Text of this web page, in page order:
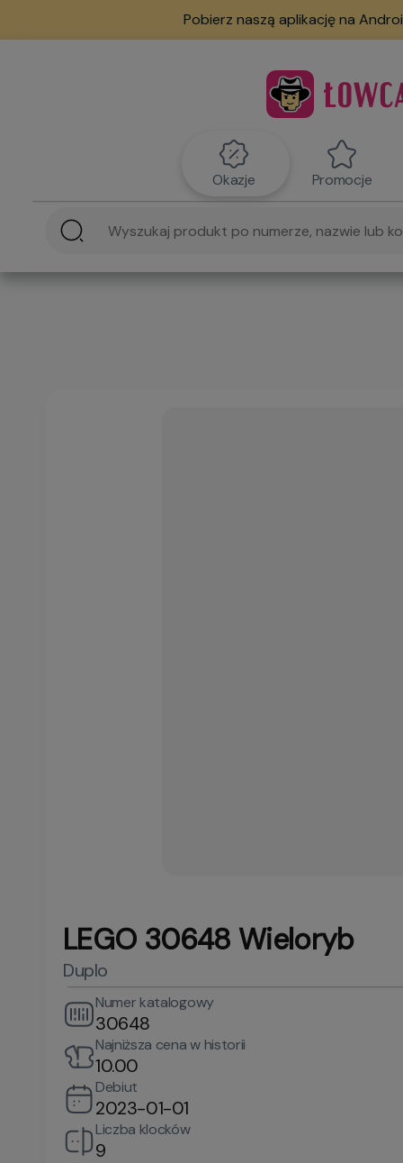
Pobierz naszą aplikację na
Okazje Promocje
LEGO 30648 Wieloryb
Duplo
Numer katalogowy
30648
Najniższa cena w historii
10.00
Debiut
2023-01-01
Liczba klocków
9